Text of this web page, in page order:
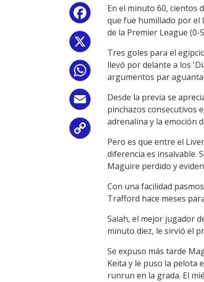
Facebook
WhatsApp
Email
Link
En el minuto 60, cientos
que fue humillado por el
de la Premier League (0-
Tres goles para el
llevó por delante a los
argumentos par
Desde la previa se
pinchazos consecutivos
adrenalina y la emoción
Pero es que entre el
diferencia es insalvable.
Maguire perdido y
Con una facilidad
Trafford hace meses
Salah, el mejor jugador
minuto diez, le sirvió el
Se expuso más tarde
Keita y le puso la pelota
runrun en la grada. El